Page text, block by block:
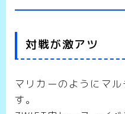
対戦が激アツ
マリカーのようにマ
す。